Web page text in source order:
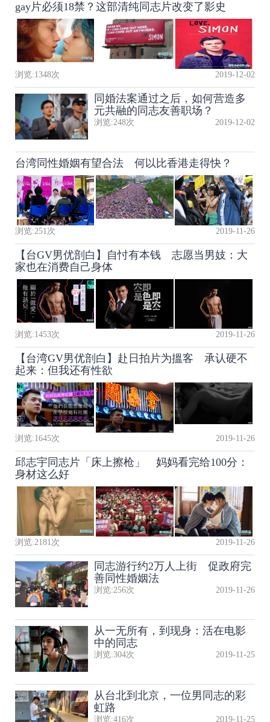
gay片必须18禁？这部清纯同志片改变了影史
浏览:1348次 2019-12-02
同婚法案通过之后，如何营造多
元共融的同志友善职场？
浏览:248次 2019-12-02
台湾同性婚姻有望合法 何以比香港走得快？
浏览:251 次 2019-11-26
【台GV男优剖白】自忖有本钱 志愿当男妓：大
家也在消费自己身体
浏览:1453次 2019-11-26
【台湾GV男优剖白】赴日拍片为搵客 承认硬不
起来：但我还有性欲
浏览:1645次 2019-11-26
邱志宇同志片「床上擦枪」 妈妈看完给100分：
身材这么好
浏览:2181 次 2019-11-26
同志游行约2万人上街 促政府完
善同性婚姻法
浏览:256次 2019-11-26
从一无所有，到现身：活在电影
中的同志
浏览:304次 2019-11-25
从台北到北京，一位男同志的彩
虹路
浏览:416次 2019-11-25